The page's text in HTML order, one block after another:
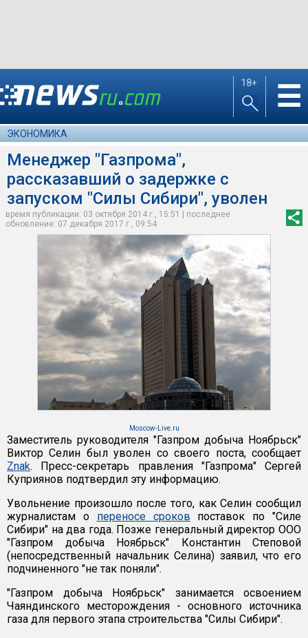
18+ ☰
ЭКОНОМИКА
Менеджер "Газпрома",
рассказавший о задержке с
запуском "Силы Сибири", уволен
время публикации: 03 октября 2014 г., 15:51 | последнее
обновление: 07 декабря 2017 г., 09:54
Moscow-Live.ru
Заместитель руководителя "Газпром добыча Ноябрьск"
Виктор Селин был уволен со своего поста, сообщает
Znak. Пресс-секретарь правления "Газпрома" Сергей
Куприянов подтвердил эту информацию.
Увольнение произошло после того, как Селин сообщил
журналистам о переносе сроков поставок по "Силе
Сибири" на два года. Позже генеральный директор ООО
"Газпром добыча Ноябрьск" Константин Степовой
(непосредственный начальник Селина) заявил, что его
подчиненного "не так поняли".
"Газпром добыча Ноябрьск" занимается освоением
Чаяндинского месторождения - основного источника
газа для первого этапа строительства "Силы Сибири".